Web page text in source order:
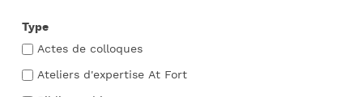
Type
Actes de colloques
Ateliers d'expertise At Fort